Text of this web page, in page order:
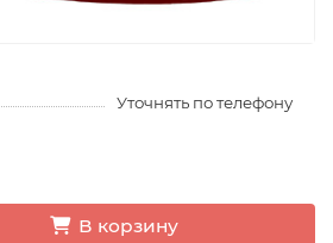
Уточнять по телефону
В корзину